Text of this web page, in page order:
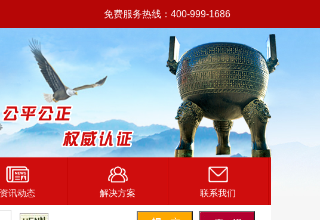
免费服务热线：400-999-1686
资讯动态 解决方案 联系我们